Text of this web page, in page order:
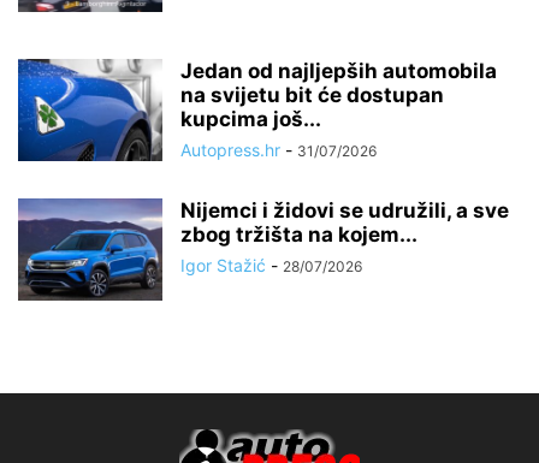
Jedan od najljepših automobila
na svijetu bit će dostupan
kupcima još...
Autopress.hr - 31/07/2026
Nijemci i židovi se udružili, a sve
zbog tržišta na kojem...
Igor Stažić - 28/07/2026